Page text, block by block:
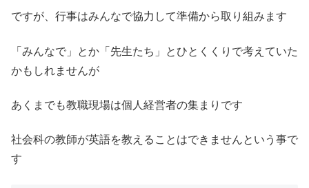
ですが、行事はみんなで協力して準備から取り組みます
「みんなで」とか「先生たち」とひとくくりで考えていた
かもしれませんが
あくまでも教職現場は個人経営者の集まりです
社会科の教師が英語を教えることはできませんという事で
す